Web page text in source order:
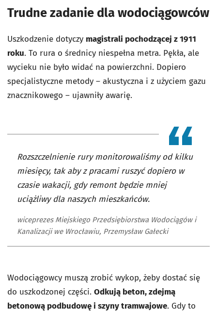
Trudne zadanie dla wodociągowców
Uszkodzenie dotyczy magistrali pochodzącej z 1911
roku. To rura o średnicy niespełna metra. Pękła, ale
wycieku nie było widać na powierzchni. Dopiero
specjalistyczne metody – akustyczna i z użyciem gazu
znacznikowego – ujawniły awarię.
Rozszczelnienie rury monitorowaliśmy od kilku
miesięcy, tak aby z pracami ruszyć dopiero w
czasie wakacji, gdy remont będzie mniej
uciążliwy dla naszych mieszkańców.
wiceprezes Miejskiego Przedsiębiorstwa Wodociągów i
Kanalizacji we Wrocławiu, Przemysław Gałecki
Wodociągowcy muszą zrobić wykop, żeby dostać się
do uszkodzonej części. Odkują beton, zdejmą
betonową podbudowę i szyny tramwajowe. Gdy to